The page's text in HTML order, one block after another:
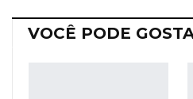
VOCÊ PODE